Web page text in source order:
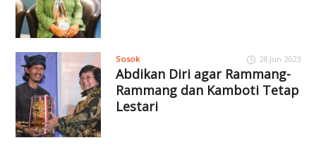
Sosok 28 Jun 2023
Abdikan Diri agar Rammang-
Rammang dan Kamboti Tetap
Lestari